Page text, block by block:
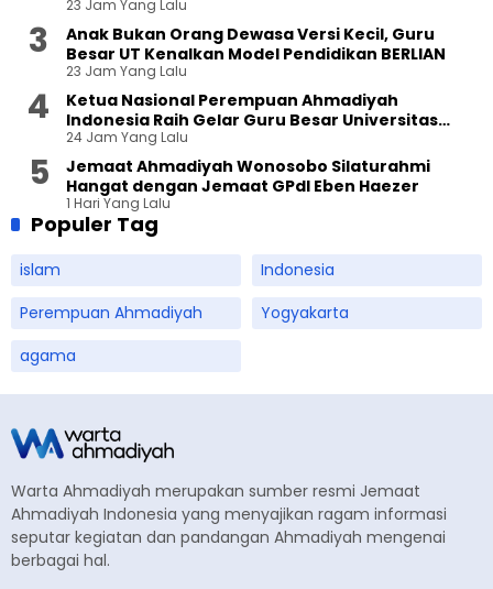
23 Jam Yang Lalu
Anak Bukan Orang Dewasa Versi Kecil, Guru
Besar UT Kenalkan Model Pendidikan BERLIAN
23 Jam Yang Lalu
Ketua Nasional Perempuan Ahmadiyah
Indonesia Raih Gelar Guru Besar Universitas
Terbuka
24 Jam Yang Lalu
Jemaat Ahmadiyah Wonosobo Silaturahmi
Hangat dengan Jemaat GPdI Eben Haezer
1 Hari Yang Lalu
Populer Tag
islam
Indonesia
Perempuan Ahmadiyah
Yogyakarta
agama
Warta Ahmadiyah merupakan sumber resmi Jemaat
Ahmadiyah Indonesia yang menyajikan ragam informasi
seputar kegiatan dan pandangan Ahmadiyah mengenai
berbagai hal.